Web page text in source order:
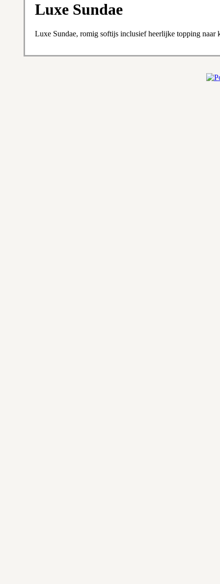
Luxe Sundae
Luxe Sundae, romig softijs inclusief heerlijke topping naar